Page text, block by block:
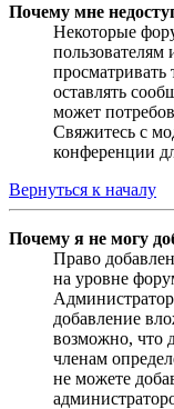
Почему мне
Некоторые
пользователям
оставлять
может
Свяжитесь с
конференции
Вернуться к началу
Почему я не могу
Право
на уровне
добавление
возможно, что
членам
не можете